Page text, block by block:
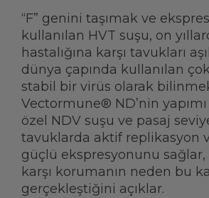
“F” genini taşımak ve
kullanılan HVT suşu, on
hastalığına karşı tavukları
dünya çapında kullanılan
stabil bir virüs olarak
Vectormune® ND’nin
özel NDV suşu ve pasaj
tavuklarda aktif replikasyon
güçlü ekspresyonunu sağlar,
karşı korumanın neden bu
gerçekleştiğini açıklar.